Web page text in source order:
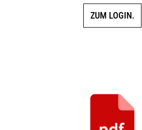
ZUM LOGIN.